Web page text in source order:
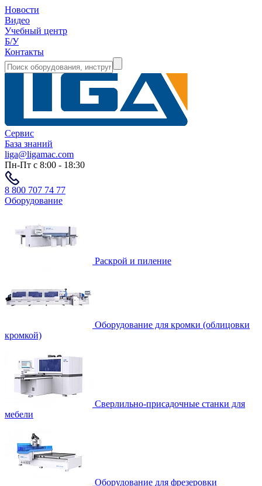
Новости
Видео
Учебный центр
Б/У
Контакты
Сервис
База знаний
liga@ligamac.com
Пн-Пт с 8:00 - 18:30
8 800 707 74 77
Оборудование
Раскрой и пиление
Оборудование для кромки (облицовки
кромкой)
Сверлильно-присадочные станки для
мебели
Оборудование для фрезеровки